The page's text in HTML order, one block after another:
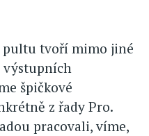
tvoří mimo jiné
výstupních
špičkové
z řady Pro.
pracovali, víme,